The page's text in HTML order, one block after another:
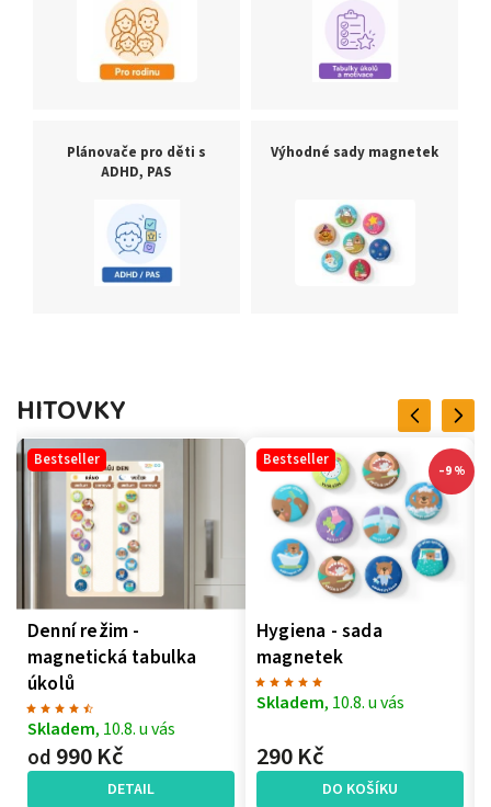
Plánovače pro děti s
ADHD, PAS
Výhodné sady magnetek
HITOVKY Previous
Bestseller
Denní režim -
magnetická tabulka
úkolů
Skladem, 10.8. u vás
od 990 Kč
DETAIL
Bestseller
–9 %
Hygiena - sada
magnetek
Skladem, 10.8. u vás
290 Kč
DO KOŠÍKU
Next